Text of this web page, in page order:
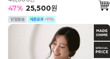
47% 25,500원